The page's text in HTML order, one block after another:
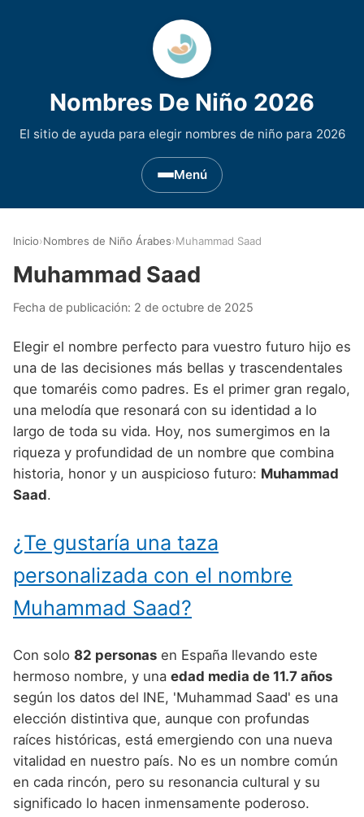
Nombres De Niño 2026
El sitio de ayuda para elegir nombres de niño para 2026
Menú
Nombres de niño que empiezan por D
Nombres de niño que empiezan por E
Nombres de niño que empiezan por F
Nombres de niño que empiezan por G
Nombres de niño que empiezan por H
Nombres de niño que empiezan por J
Nombres de niño que empiezan por K
Nombres de niño que empiezan por L
Nombres de niño que empiezan por N
Nombres de niño que empiezan por O
Nombres de niño que empiezan por P
Nombres de niño que empiezan por Q
Nombres de niño que empiezan por R
Nombres de Niño Asturianos
Nombres de Niño Baleares
Nombres de Niño Cantabros
Nombres de Niño Castellanos
Nombres de Niño Extremeños
Nombres de Niño Gallegos
Nombres de Niño Madrileños
Nombres de Niño Navarros
Nombres de Niño Riojanos
Nombres de Niño Valencianos
Nombres de Niño Vascos
Nombres de Niño Celtas
Nombres de Niño Egipcios
Nombres de Niño Griegos
Nombres de Niño Mitologicos
Nombres de Niño Alemanes
Nombres de Niño Americanos
Nombres de Niño Arabes
Nombres de Niño Chinos
Nombres de Niño Ingleses
Nombres de Niño Italianos
Nombres de Niño Japoneses
Nombres de Niño Judíos
Nombres de Niño Marroquíes
Nombres de Niño Portugueses
Nombres de Niño Rumanos
Nombres de Niño Rusos
Nombres de Niño Suecos
Buscar
Inicio›Nombres de Niño Árabes›Muhammad Saad
Muhammad Saad
Fecha de publicación: 2 de octubre de 2025
Elegir el nombre perfecto para vuestro futuro hijo es
una de las decisiones más bellas y trascendentales
que tomaréis como padres. Es el primer gran regalo,
una melodía que resonará con su identidad a lo
largo de toda su vida. Hoy, nos sumergimos en la
riqueza y profundidad de un nombre que combina
historia, honor y un auspicioso futuro: Muhammad
Saad.
¿Te gustaría una taza
personalizada con el nombre
Muhammad Saad?
Con solo 82 personas en España llevando este
hermoso nombre, y una edad media de 11.7 años
según los datos del INE, 'Muhammad Saad' es una
elección distintiva que, aunque con profundas
raíces históricas, está emergiendo con una nueva
vitalidad en nuestro país. No es un nombre común
en cada rincón, pero su resonancia cultural y su
significado lo hacen inmensamente poderoso.